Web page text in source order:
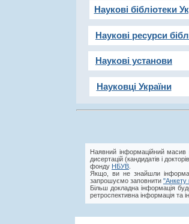
Наукові бібліотеки
Наукові ресурси
Наукові установи
Науковці України
Наявний інформаційний масив
дисертацій (кандидатів і
фонду НБУВ
Якщо, ви не знайшли
запрошуємо заповнити "Анкету
Більш докладна інформація
ретроспективна інформація та